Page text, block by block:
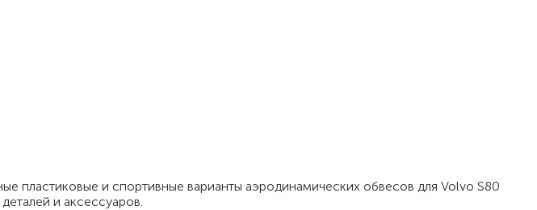
пластиковые и спортивные варианты аэродинамических обвесов для Volvo S80
и аксессуаров.